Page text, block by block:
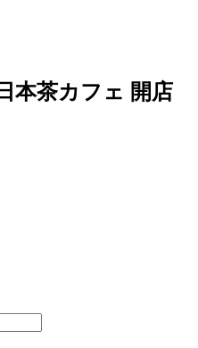
本茶カフェ 開店